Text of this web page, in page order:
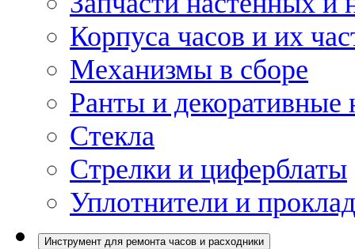
Корпуса часов и их
Механизмы в сборе
Ранты и декоративные
Стекла
Стрелки и циферблаты
Уплотнители и
Инструмент для ремонта часов и расходники